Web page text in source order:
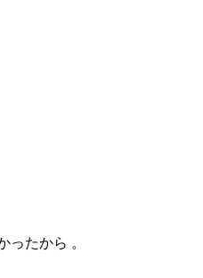
たから 。